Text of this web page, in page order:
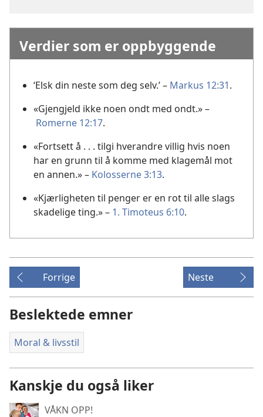
Verdier som er oppbyggende
‘Elsk din neste som deg selv.’ – Markus 12:31.
«Gjengjeld ikke noen ondt med ondt.» –
Romerne 12:17.
«Fortsett å . . . tilgi hverandre villig hvis noen
har en grunn til å komme med klagemål mot
en annen.» – Kolosserne 3:13.
«Kjærligheten til penger er en rot til alle slags
skadelige ting.» – 1. Timoteus 6:10.
Forrige Neste
Beslektede emner
Moral & livsstil
Kanskje du også liker
VÅKN OPP!